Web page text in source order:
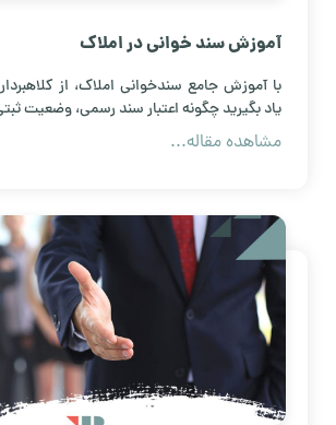
آموزش سند خوانی در املاک
با آموزش جامع سندخوانی املاک، از
یاد بگیرید چگونه اعتبار سند رسمی، وضعیت
چند دقیقه بررسی کنید. معامله‌ای امن و مطمئن
مشاهده مقاله...